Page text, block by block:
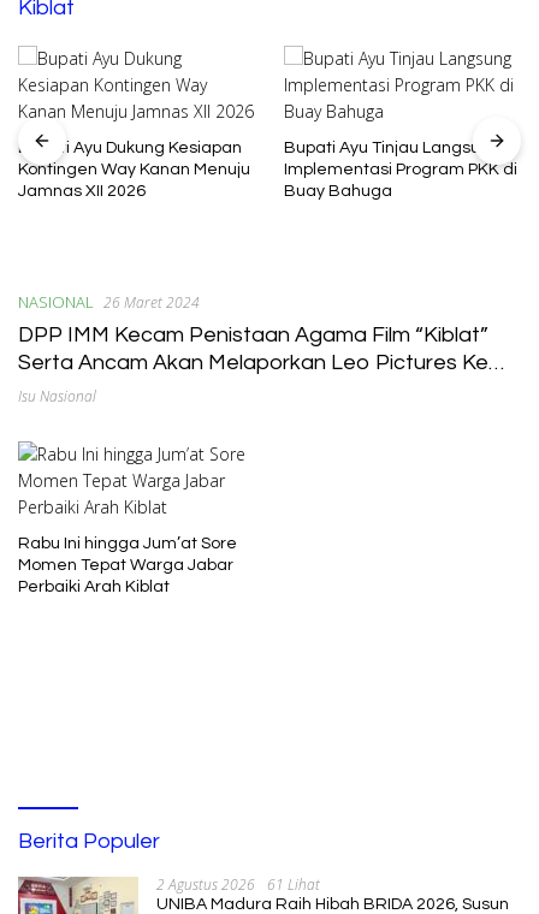
Kiblat
Bupati Ayu Dukung Kesiapan
Kontingen Way Kanan Menuju
Jamnas XII 2026
Bupati Ayu Tinjau Langsung
Implementasi Program PKK di
Buay Bahuga
NASIONAL 26 Maret 2024
DPP IMM Kecam Penistaan Agama Film “Kiblat”
Serta Ancam Akan Melaporkan Leo Pictures Ke
Mabes Polri
Isu Nasional
Rabu Ini hingga Jum’at Sore
Momen Tepat Warga Jabar
Perbaiki Arah Kiblat
Berita Populer
2 Agustus 2026 61 Lihat
UNIBA Madura Raih Hibah BRIDA 2026, Susun